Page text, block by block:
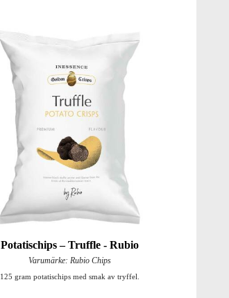
Potatischips – Truffle - Rubio
Varumärke: Rubio Chips
125 gram potatischips med smak av tryffel.